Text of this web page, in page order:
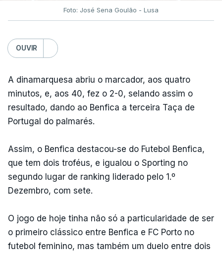
Foto: José Sena Goulão - Lusa
OUVIR
A dinamarquesa abriu o marcador, aos quatro
minutos, e, aos 40, fez o 2-0, selando assim o
resultado, dando ao Benfica a terceira Taça de
Portugal do palmarés.
Assim, o Benfica destacou-se do Futebol Benfica,
que tem dois troféus, e igualou o Sporting no
segundo lugar de ranking liderado pelo 1.º
Dezembro, com sete.
O jogo de hoje tinha não só a particularidade de ser
o primeiro clássico entre Benfica e FC Porto no
futebol feminino, mas também um duelo entre dois